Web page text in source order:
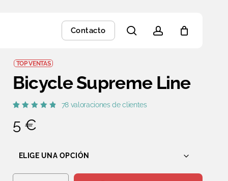
Contacto searchaccount
TOP VENTAS
Bicycle Supreme Line
con4.91
de 5 en
clientes
78 valoraciones de clientes
5 €